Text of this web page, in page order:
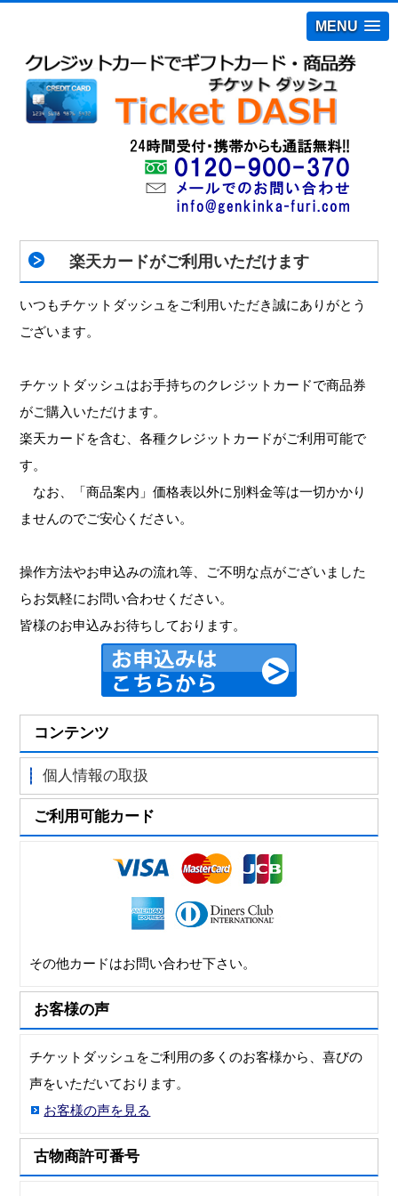
MENU
楽天カードがご利用いただけます
いつもチケットダッシュをご利用いただき誠にありがとう
ございます。
チケットダッシュはお手持ちのクレジットカードで商品券
がご購入いただけます。
楽天カードを含む、各種クレジットカードがご利用可能で
す。
なお、「商品案内」価格表以外に別料金等は一切かかり
ませんのでご安心ください。
操作方法やお申込みの流れ等、ご不明な点がございました
らお気軽にお問い合わせください。
皆様のお申込みお待ちしております。
コンテンツ
個人情報の取扱
ご利用可能カード
その他カードはお問い合わせ下さい。
お客様の声
チケットダッシュをご利用の多くのお客様から、喜びの
声をいただいております。
お客様の声を見る
古物商許可番号